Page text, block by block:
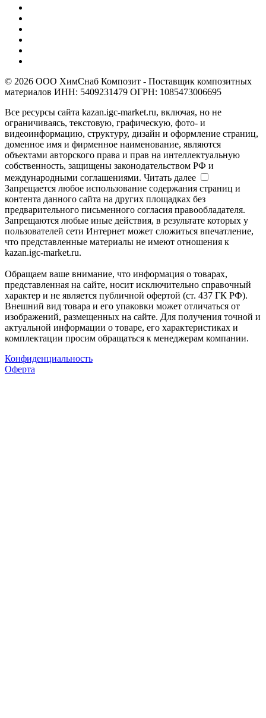
© 2026 ООО ХимСнаб Композит - Поставщик композитных
материалов ИНН: 5409231479 ОГРН: 1085473006695
Все ресурсы сайта kazan.igc-market.ru, включая, но не
ограничиваясь, текстовую, графическую, фото- и
видеоинформацию, структуру, дизайн и оформление страниц,
доменное имя и фирменное наименование, являются
объектами авторского права и прав на интеллектуальную
собственность, защищены законодательством РФ и
международными соглашениями. Читать далее
Запрещается любое использование содержания страниц и
контента данного сайта на других площадках без
предварительного письменного согласия правообладателя.
Запрещаются любые иные действия, в результате которых у
пользователей сети Интернет может сложиться впечатление,
что представленные материалы не имеют отношения к
kazan.igc-market.ru.
Обращаем ваше внимание, что информация о товарах,
представленная на сайте, носит исключительно справочный
характер и не является публичной офертой (ст. 437 ГК РФ).
Внешний вид товара и его упаковки может отличаться от
изображений, размещенных на сайте. Для получения точной и
актуальной информации о товаре, его характеристиках и
комплектации просим обращаться к менеджерам компании.
Конфиденциальность
Оферта